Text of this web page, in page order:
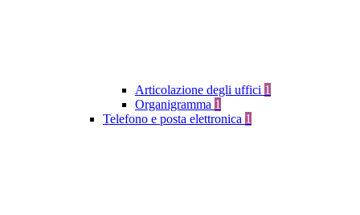
Articolazione degli uffici 1
Organigramma 1
Telefono e posta elettronica 1